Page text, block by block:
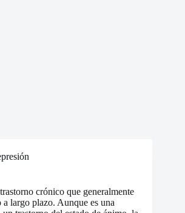
crónico que generalmente
a largo plazo. Aunque es una